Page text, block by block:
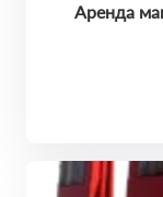
Аренда